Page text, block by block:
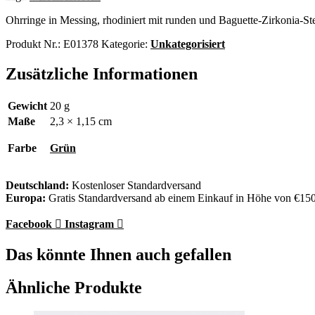
Ohrringe in Messing, rhodiniert mit runden und Baguette-Zirkonia-
Produkt Nr.: E01378 Kategorie: Unkategorisiert
Zusätzliche Informationen
Gewicht 20 g
Maße
2,3 × 1,15 cm
Farbe Grün
Deutschland: Kostenloser Standardversand
Europa: Gratis Standardversand ab einem Einkauf in Höhe von
Facebook Instagram
Das könnte Ihnen auch gefallen
Ähnliche Produkte